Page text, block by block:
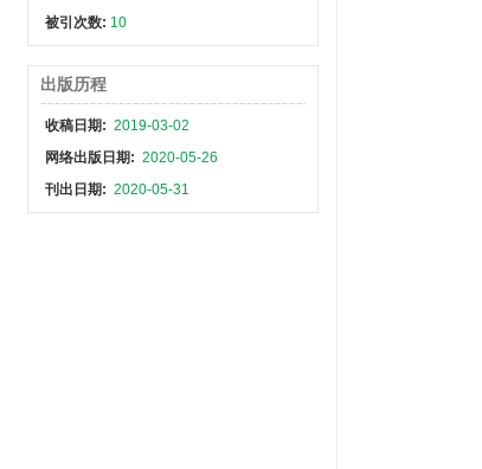
被引次数: 10
出版历程
收稿日期: 2019-03-02
网络出版日期: 2020-05-26
刊出日期: 2020-05-31